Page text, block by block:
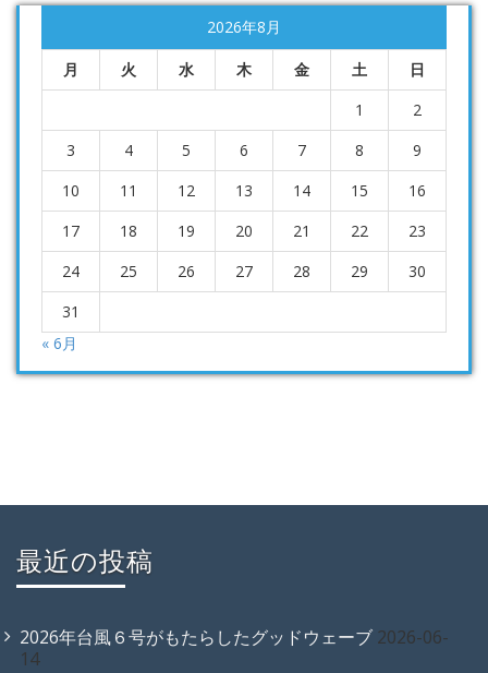
2026年8月
月 火 水 木 金 土
日
1
2
3
4 5 6 7 8
9
10
11 12 13 14 15
16
17
18 19 20 21 22
23
24
25 26 27 28 29
30
31
« 6月
最近の投稿
2026年台風６号がもたらしたグッドウェーブ 2026-06-
14